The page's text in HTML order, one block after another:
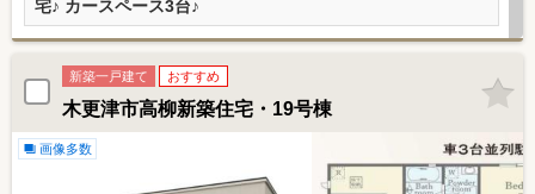
宅♪ カースペース3台♪
新築一戸建て おすすめ
木更津市高柳新築住宅・19号棟
画像多数